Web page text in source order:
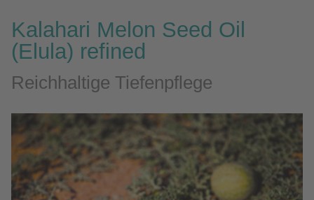
Kalahari Melon Seed Oil
(Elula) refined
Reichhaltige Tiefenpflege